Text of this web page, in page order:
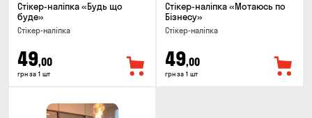
Стікер-наліпка «Будь що
буде»
Стікер-наліпка
49,00
грн за 1 шт
Стікер-наліпка «Мотаюсь по
Бізнесу»
Стікер-наліпка
49,00
грн за 1 шт